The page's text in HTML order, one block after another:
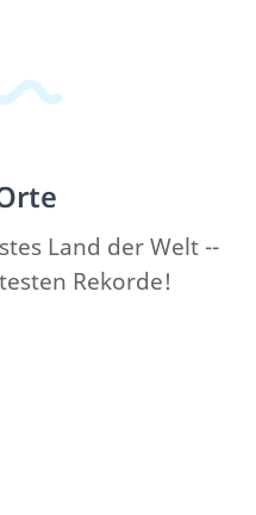
Land der Welt --
Rekorde!